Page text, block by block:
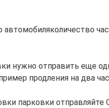
нужно отправить еще
продления на два
парковки